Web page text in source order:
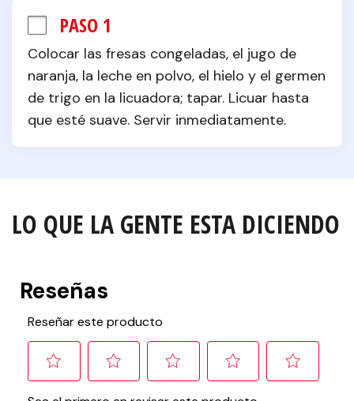
PASO 1
Colocar las fresas congeladas, el jugo de
naranja, la leche en polvo, el hielo y el germen
de trigo en la licuadora; tapar. Licuar hasta
que esté suave. Servir inmediatamente.
LO QUE LA GENTE ESTA DICIENDO